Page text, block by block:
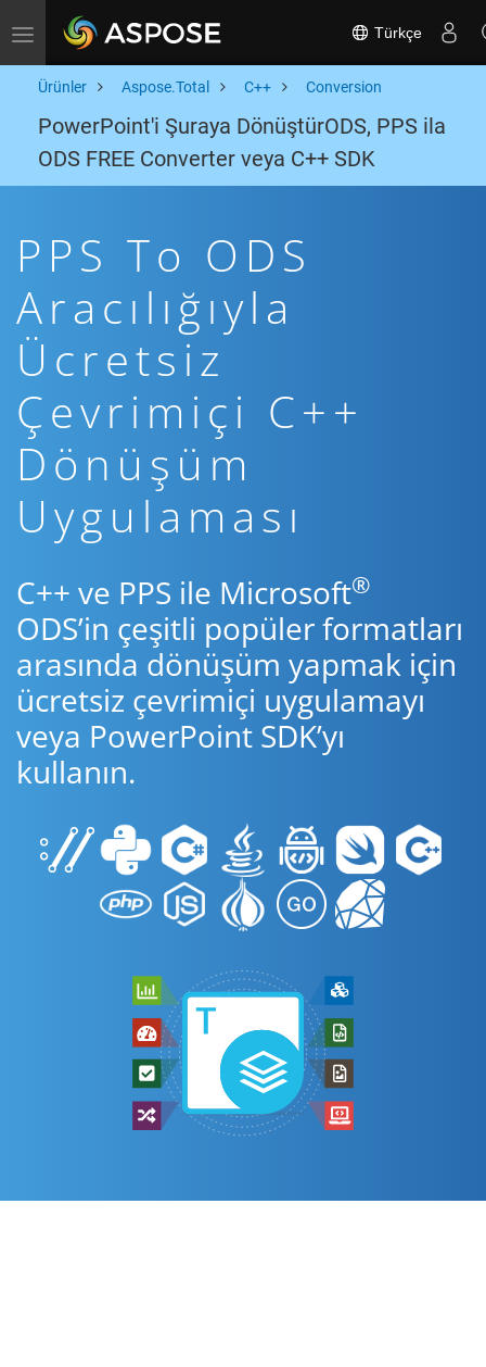
Toggle navigation Türkçe
Ürünler Aspose.Total C++ Conversion
PowerPoint'i Şuraya DönüştürODS, PPS ila
ODS FREE Converter veya C++ SDK
PPS To ODS
Aracılığıyla
Ücretsiz
Çevrimiçi C++
Dönüşüm
Uygulaması
C++ ve PPS ile Microsoft®
ODS’in çeşitli popüler formatları
arasında dönüşüm yapmak için
ücretsiz çevrimiçi uygulamayı
veya PowerPoint SDK’yı
kullanın.